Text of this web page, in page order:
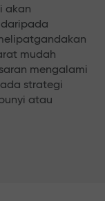
akan
mudah
mengalami
strategi
atau